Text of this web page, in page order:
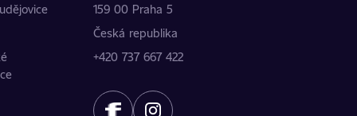
159 00 Praha 5
Česká republika
+420 737 667 422